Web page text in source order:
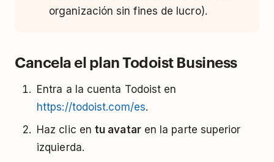
organización sin fines de lucro).
Cancela el plan Todoist Business
Entra a la cuenta Todoist en
https://todoist.com/es.
Haz clic entu avataren la parte superior
izquierda.